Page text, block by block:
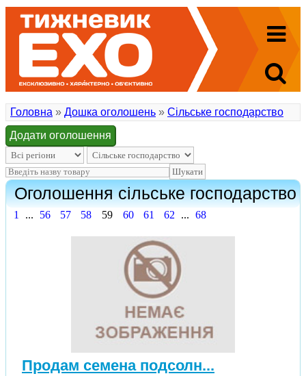
Головна » Дошка оголошень » Сільське господарство
Додати оголошення
Оголошення сільське господарство
1 ... 56 57 58 59 60 61 62 ... 68
Продам семена подсолн...